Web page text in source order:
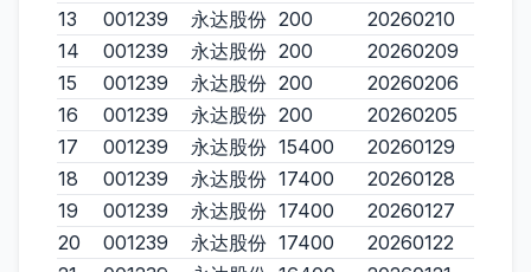
13
001239 永达股份 200
20260210
14
001239 永达股份 200
20260209
15
001239 永达股份 200
20260206
16
001239 永达股份 200
20260205
17
001239 永达股份 15400
20260129
18
001239 永达股份 17400
20260128
19
001239 永达股份 17400
20260127
20
001239 永达股份 17400
20260122